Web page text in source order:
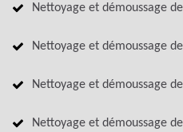
Nettoyage et démoussage
Nettoyage et démoussage
Nettoyage et démoussage
Nettoyage et démoussage